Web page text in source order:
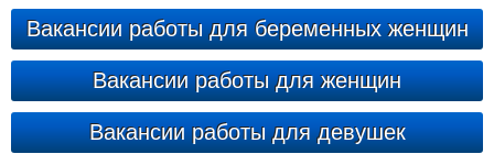
Вакансии работы для беременных женщин
Вакансии работы для женщин
Вакансии работы для девушек